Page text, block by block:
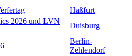
Haßfurt
2026 und LVN
Duisburg
Berlin-
Zehlendorf